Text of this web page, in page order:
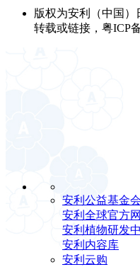
版权为安利（中国
转载或链接，粤ICP
安利公益基金会
安利全球官方
安利植物研发
安利内容库
安利云购